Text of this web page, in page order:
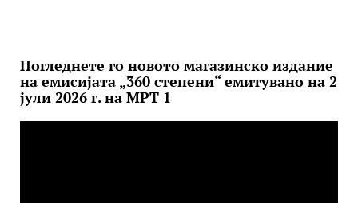
Погледнете го новото магазинско издание
на емисијата „360 степени“ емитувано на 2
јули 2026 г. на МРТ 1